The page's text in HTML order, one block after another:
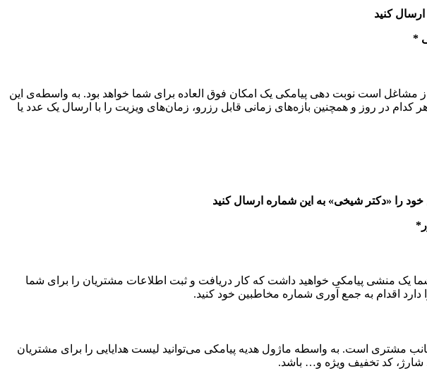
کنید
*
است نوبت دهی پیامکی یک امکان فوق العاده برای شما خواهد بود. به واسطه‌ی این
در روز و همچنین بازه‌های زمانی قابل رزرو، زمان‌های ویزیت را با ارسال یک عدد یا
را «دکتر شیخی» به این شماره ارسال کنید
منشی پیامکی خواهید داشت که کار دریافت و ثبت اطلاعات مشتریان را برای شما
اقدام به جمع آوری شماره مخاطبین خود کنید.
مشتری است. به واسطه ماژول هدیه پیامکی می‌توانید لیست هدایایی را برای مشتریان
شارژ، کد تخفیف ویژه و… باشد.